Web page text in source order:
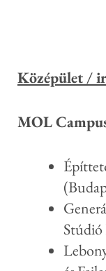
Középület /
MOL